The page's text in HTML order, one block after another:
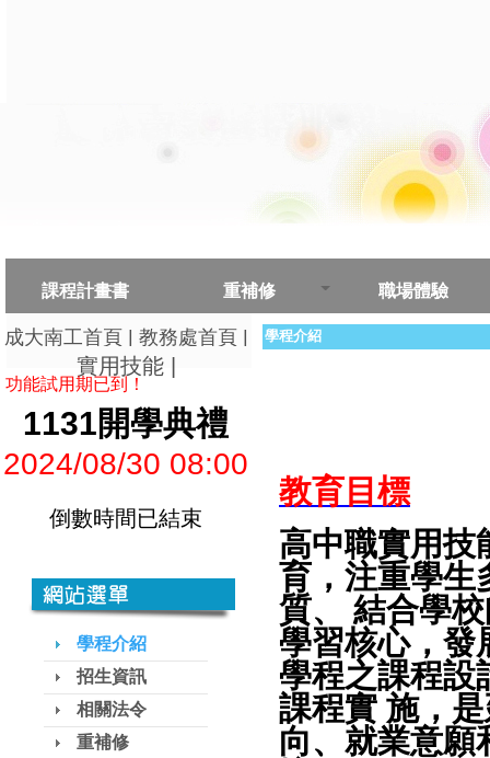
課程計畫書 重補修 職場體驗
成大南工首頁| 教務處首頁|
實用技能|
功能試用期已到！
1131開學典禮
2024/08/30 08:00
倒數時間已結束
學程介紹
招生資訊
相關法令
重補修
學程介紹
教育目標
高中職實用技
育，注重學生
質、 結合學
學習核心，發
學程之課程設
課程實 施，
向、就業意願